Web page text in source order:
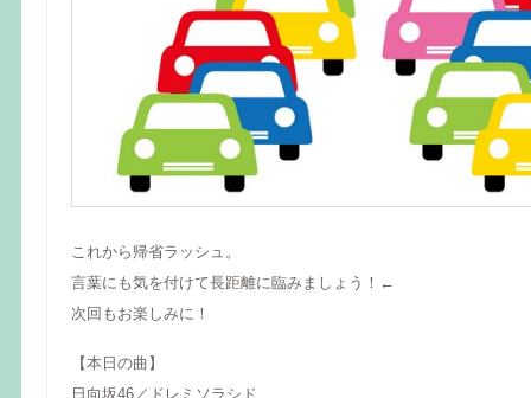
これから帰省ラッシュ。
言葉にも気を付けて長距離に臨みましょう！←
次回もお楽しみに！
【本日の曲】
日向坂46／ドレミソラシド